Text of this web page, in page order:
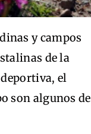
y campos
de la
el
son algunos de